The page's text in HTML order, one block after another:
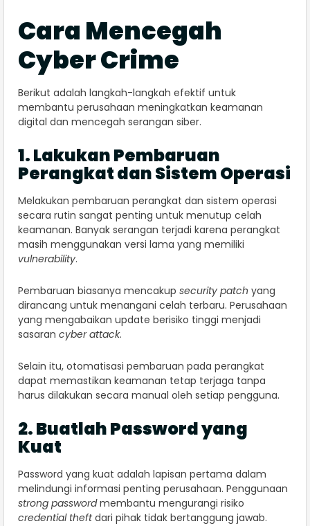
Cara Mencegah
Cyber Crime
Berikut adalah langkah-langkah efektif untuk
membantu perusahaan meningkatkan keamanan
digital dan mencegah serangan siber.
1. Lakukan Pembaruan
Perangkat dan Sistem Operasi
Melakukan pembaruan perangkat dan sistem operasi
secara rutin sangat penting untuk menutup celah
keamanan. Banyak serangan terjadi karena perangkat
masih menggunakan versi lama yang memiliki
vulnerability.
Pembaruan biasanya mencakup security patch yang
dirancang untuk menangani celah terbaru. Perusahaan
yang mengabaikan update berisiko tinggi menjadi
sasaran cyber attack.
Selain itu, otomatisasi pembaruan pada perangkat
dapat memastikan keamanan tetap terjaga tanpa
harus dilakukan secara manual oleh setiap pengguna.
2. Buatlah Password yang
Kuat
Password yang kuat adalah lapisan pertama dalam
melindungi informasi penting perusahaan. Penggunaan
strong passwordmembantu mengurangi risiko
credential theftdari pihak tidak bertanggung jawab.